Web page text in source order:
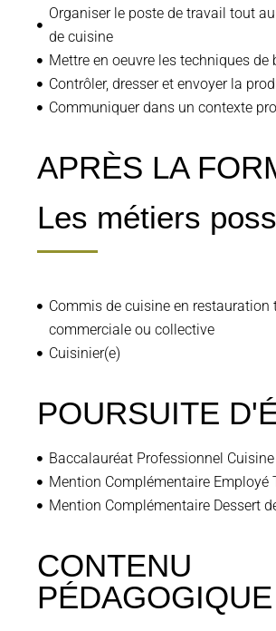
Organiser le poste de travail tout
de cuisine
Mettre en oeuvre les techniques de
Contrôler, dresser et envoyer la
Communiquer dans un contexte
APRÈS LA
Les métiers
Commis de cuisine en restauration
commerciale ou collective
Cuisinier(e)
POURSUITE
Baccalauréat Professionnel Cuisine
Mention Complémentaire Employé
Mention Complémentaire Dessert
CONTENU
PÉDAGOGIQUE